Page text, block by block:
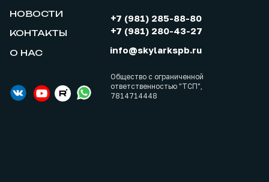
КОНТАКТЫ
НОВОСТИ
О НАС
Общество с ограниченной
ответственностью "ТСП",
7814714448
+7 (981) 285-88-80
+7 (981) 280-43-27
info@skylarkspb.ru